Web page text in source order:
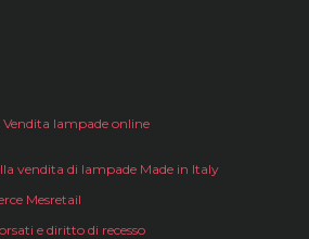
Vendita lampade online
vendita di lampade Made in Italy
Mesretail
e diritto di recesso